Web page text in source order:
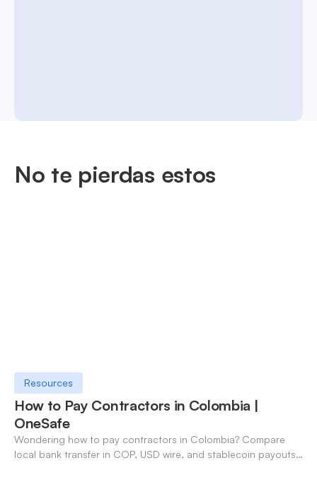
No te pierdas estos
Resources
How to Pay Contractors in Colombia |
OneSafe
Wondering how to pay contractors in Colombia? Compare
local bank transfer in COP, USD wire, and stablecoin payouts.